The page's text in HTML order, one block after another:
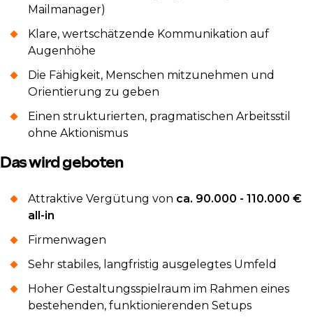
Mailmanager)
Klare, wertschätzende Kommunikation auf
Augenhöhe
Die Fähigkeit, Menschen mitzunehmen und
Orientierung zu geben
Einen strukturierten, pragmatischen Arbeitsstil
ohne Aktionismus
Das wird geboten
Attraktive Vergütung von ca. 90.000 - 110.000 €
all-in
Firmenwagen
Sehr stabiles, langfristig ausgelegtes Umfeld
Hoher Gestaltungsspielraum im Rahmen eines
bestehenden, funktionierenden Setups